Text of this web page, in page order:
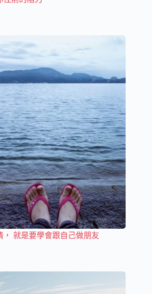
， 就是要學會跟自己做朋友